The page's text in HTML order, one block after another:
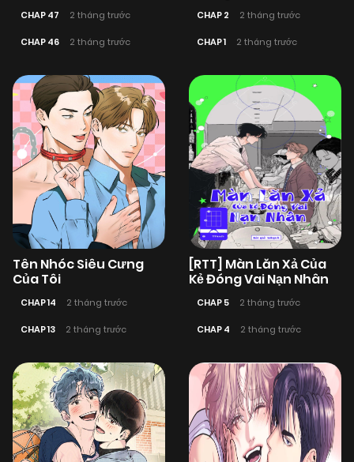
CHAP 47 2 tháng trước
CHAP 46 2 tháng trước
CHAP 2 2 tháng trước
CHAP 1 2 tháng trước
Tên Nhóc Siêu Cưng
Của Tôi
CHAP 14 2 tháng trước
CHAP 13 2 tháng trước
[RTT] Màn Lăn Xả Của
Kẻ Đóng Vai Nạn Nhân
CHAP 5 2 tháng trước
CHAP 4 2 tháng trước